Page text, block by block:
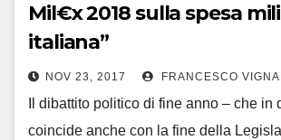
Mil€x 2018 sulla spesa
italiana”
NOV 23, 2017 FRANCESCO
Il dibattito politico di fine anno – che in
coincide anche con la fine della